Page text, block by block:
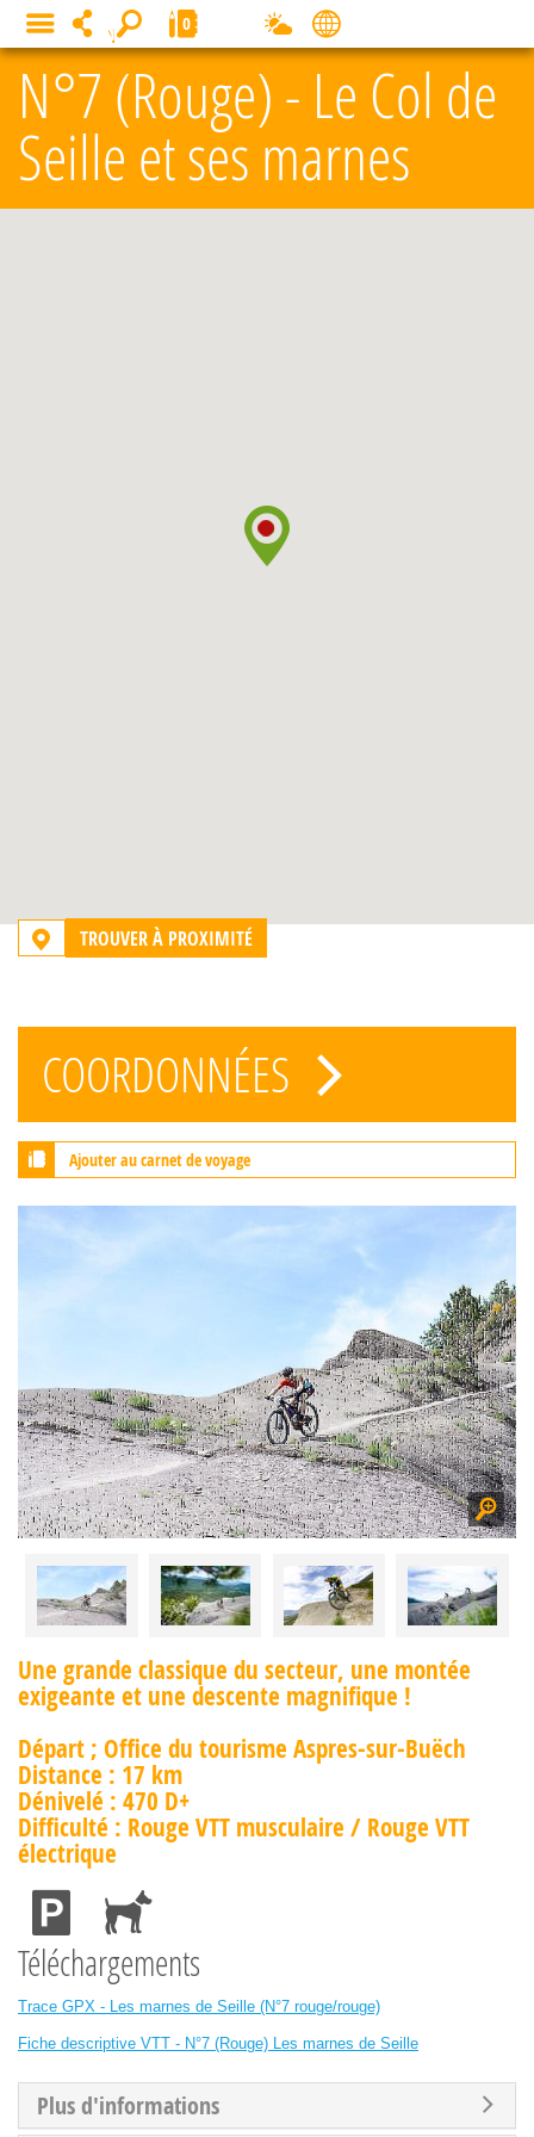
N°7 (Rouge) - Le Col de
Seille et ses marnes
TROUVER À PROXIMITÉ
COORDONNÉES
Ajouter au carnet de voyage
Une grande classique du secteur, une montée
exigeante et une descente magnifique !
Départ ; Office du tourisme Aspres-sur-Buëch
Distance : 17 km
Dénivelé : 470 D+
Difficulté : Rouge VTT musculaire / Rouge VTT
électrique
Téléchargements
Trace GPX - Les marnes de Seille (N°7 rouge/rouge)
Fiche descriptive VTT - N°7 (Rouge) Les marnes de Seille
Plus d'informations
MENU 0
Panneau de gestion des cookies